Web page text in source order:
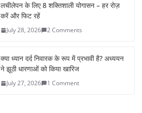
लचीलेपन के लिए 8 शक्तिशाली योगासन – हर रोज़
करें और फिट रहें
July 28, 2026 2 Comments
क्या ध्यान दर्द निवारक के रूप में प्रभावी है? अध्ययन
ने झूठी धारणाओं को किया खारिज
July 27, 2026 1 Comment